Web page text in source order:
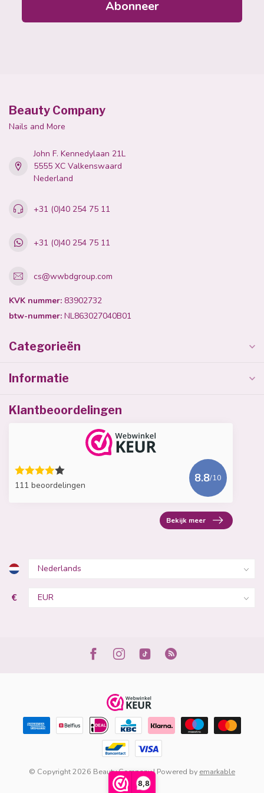
8,8
product van de vingernagel.Abonneer
Beauty Company
Nails and More
John F. Kennedylaan 21L
5555 XC Valkenswaard
Nederland
+31 (0)40 254 75 11
+31 (0)40 254 75 11
cs@wwbdgroup.com
KVK nummer: 83902732
btw-nummer: NL863027040B01
Categorieën
Informatie
Klantbeoordelingen
111 beoordelingen
8.8/10
Bekijk meer
€
© Copyright 2026 Beauty Company | Powered by emarkable